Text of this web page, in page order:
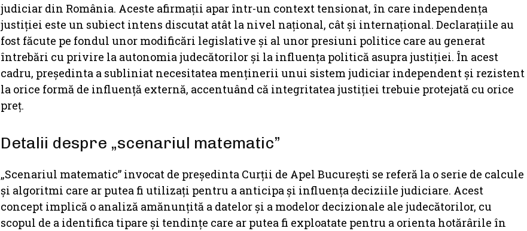
judiciar din România. Aceste afirmații apar într-un context tensionat, în care independența
justiției este un subiect intens discutat atât la nivel național, cât și internațional. Declarațiile au
fost făcute pe fondul unor modificări legislative și al unor presiuni politice care au generat
întrebări cu privire la autonomia judecătorilor și la influența politică asupra justiției. În acest
cadru, președinta a subliniat necesitatea menținerii unui sistem judiciar independent și rezistent
la orice formă de influență externă, accentuând că integritatea justiției trebuie protejată cu orice
preț.
Detalii despre „scenariul matematic”
„Scenariul matematic” invocat de președinta Curții de Apel București se referă la o serie de calcule
și algoritmi care ar putea fi utilizați pentru a anticipa și influența deciziile judiciare. Acest
concept implică o analiză amănunțită a datelor și a modelor decizionale ale judecătorilor, cu
scopul de a identifica tipare și tendințe care ar putea fi exploatate pentru a orienta hotărârile în